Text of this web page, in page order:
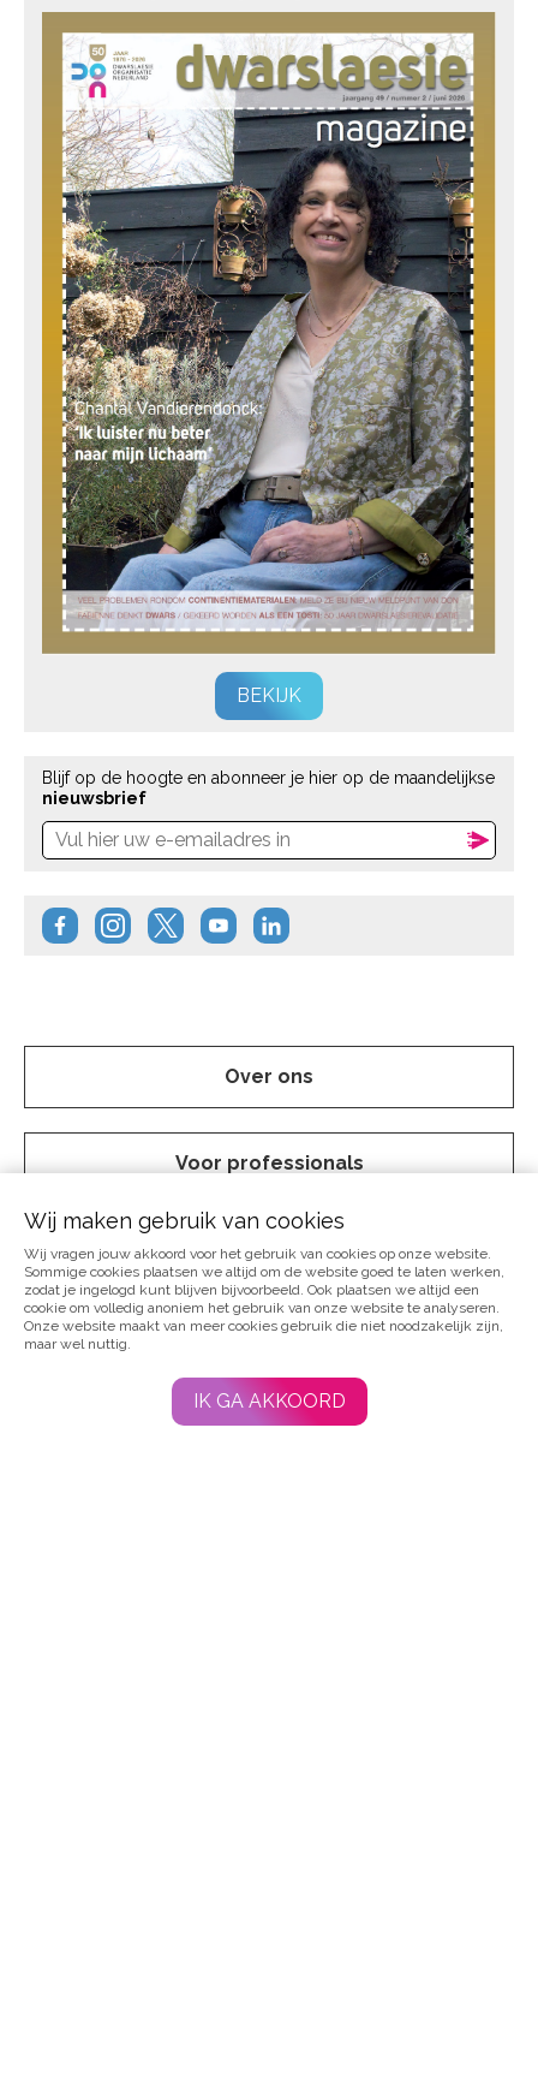
BEKIJK
Blijf op de hoogte en abonneer je hier op de maandelijkse
nieuwsbrief
Over ons
Voor professionals
Vraag en aanbod
Webshop
Agenda
Wij maken gebruik van cookies
Wij vragen jouw akkoord voor het gebruik van cookies op onze website.
Sommige cookies plaatsen we altijd om de website goed te laten werken,
zodat je ingelogd kunt blijven bijvoorbeeld. Ook plaatsen we altijd een
cookie om volledig anoniem het gebruik van onze website te analyseren.
Onze website maakt van meer cookies gebruik die niet noodzakelijk zijn,
maar wel nuttig.
IK GA AKKOORD